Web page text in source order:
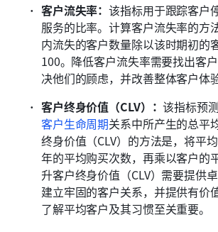
客户流失率：该指标用于跟踪客户
服务的比率。计算客户流失率的方
内流失的客户数量除以该时期初的
100。降低客户流失率需要找出客
决他们的顾虑，并改善整体客户体验
客户终身价值（CLV）：该指标预
客户生命周期关系中所产生的总平
终身价值（CLV）的方法是，将平
年的平均购买次数，再乘以客户的
升客户终身价值（CLV）需要提供
建立牢固的客户关系，并提供有价
了解平均客户及其习惯至关重要。